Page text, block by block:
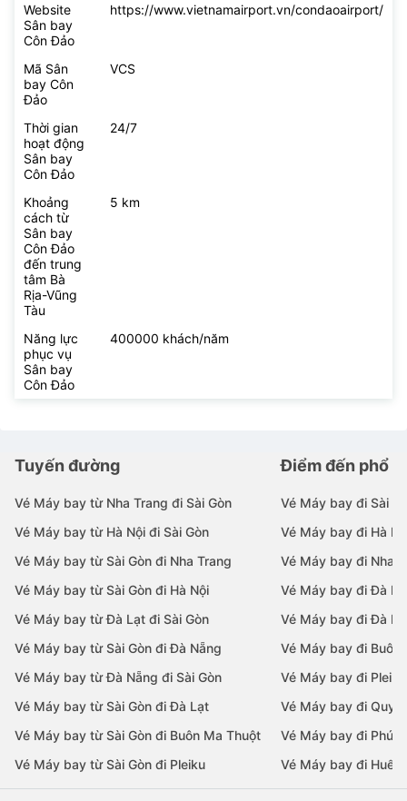
Website
Sân bay
Côn Đảo
https://www.vietnamairport.vn/condaoairport/
Mã Sân
bay Côn
Đảo
VCS
Thời gian
hoạt động
Sân bay
Côn Đảo
24/7
Khoảng
cách từ
Sân bay
Côn Đảo
đến trung
tâm Bà
Rịa-Vũng
Tàu
5 km
Năng lực
phục vụ
Sân bay
Côn Đảo
400000 khách/năm
Tuyến đường
Vé Máy bay từ Nha Trang đi Sài Gòn
Vé Máy bay từ Hà Nội đi Sài Gòn
Vé Máy bay từ Sài Gòn đi Nha Trang
Vé Máy bay từ Sài Gòn đi Hà Nội
Vé Máy bay từ Đà Lạt đi Sài Gòn
Vé Máy bay từ Sài Gòn đi Đà Nẵng
Vé Máy bay từ Đà Nẵng đi Sài Gòn
Vé Máy bay từ Sài Gòn đi Đà Lạt
Vé Máy bay từ Sài Gòn đi Buôn Ma Thuột
Vé Máy bay từ Sài Gòn đi Pleiku
Điểm đến phổ
Vé Máy bay đi Sài
Vé Máy bay đi Hà
Vé Máy bay đi Nha
Vé Máy bay đi Đà
Vé Máy bay đi Đà
Vé Máy bay đi Buôn
Vé Máy bay đi Pleiku
Vé Máy bay đi Quy
Vé Máy bay đi Phú
Vé Máy bay đi Huế